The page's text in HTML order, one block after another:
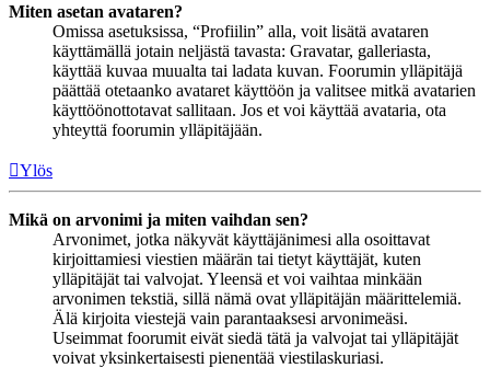
Miten asetan avataren?
Omissa asetuksissa, “Profiilin” alla, voit lisätä avataren
käyttämällä jotain neljästä tavasta: Gravatar, galleriasta,
käyttää kuvaa muualta tai ladata kuvan. Foorumin ylläpitäjä
päättää otetaanko avataret käyttöön ja valitsee mitkä avatarien
käyttöönottotavat sallitaan. Jos et voi käyttää avataria, ota
yhteyttä foorumin ylläpitäjään.
Ylös
Mikä on arvonimi ja miten vaihdan sen?
Arvonimet, jotka näkyvät käyttäjänimesi alla osoittavat
kirjoittamiesi viestien määrän tai tietyt käyttäjät, kuten
ylläpitäjät tai valvojat. Yleensä et voi vaihtaa minkään
arvonimen tekstiä, sillä nämä ovat ylläpitäjän määrittelemiä.
Älä kirjoita viestejä vain parantaaksesi arvonimeäsi.
Useimmat foorumit eivät siedä tätä ja valvojat tai ylläpitäjät
voivat yksinkertaisesti pienentää viestilaskuriasi.